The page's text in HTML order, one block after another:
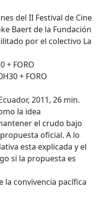
del II Festival de Cine
Baert de la Fundación
por el colectivo La
+ FORO
+ FORO
2011, 26 min.
la idea
el crudo bajo
oficial. A lo
esta explicada y el
si la propuesta es
la convivencia pacífica